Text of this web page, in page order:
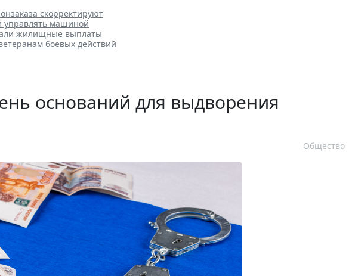
скорректируют
управлять машиной
жилищные выплаты
боевых действий
оснований для выдворения
Общество